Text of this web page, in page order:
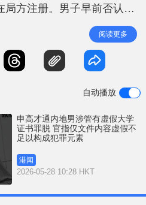
n
局方注册。男子早前否认管
官施祖尧今早在西九龙裁判
庭对虚假文书中「虚假」的
件副本内容属虚假，未能证
限及订立文件日期为虚假，
阅读更多
自动播放
申高才通内地男涉管有虚假大学
证书罪脱 官指仅文件内容虚假不
足以构成犯罪元素
港闻
2026-05-28 10:28 HKT